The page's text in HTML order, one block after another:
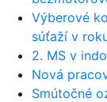
Výberové
súťaží v
2. MS v
Nová
Smútočné